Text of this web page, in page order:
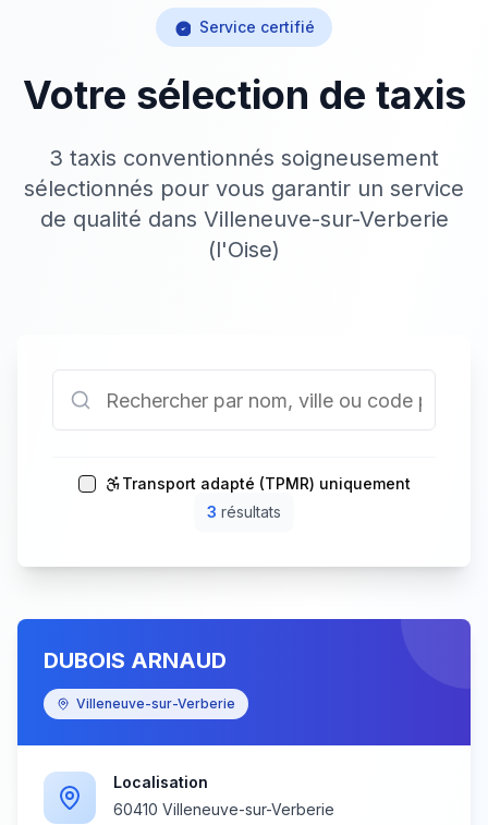
Service certifié
Votre sélection de taxis
3 taxis conventionnés soigneusement
sélectionnés pour vous garantir un service
de qualité dans Villeneuve-sur-Verberie
(l'Oise)
Transport adapté (TPMR) uniquement
3 résultats
DUBOIS ARNAUD
Villeneuve-sur-Verberie
Localisation
60410 Villeneuve-sur-Verberie